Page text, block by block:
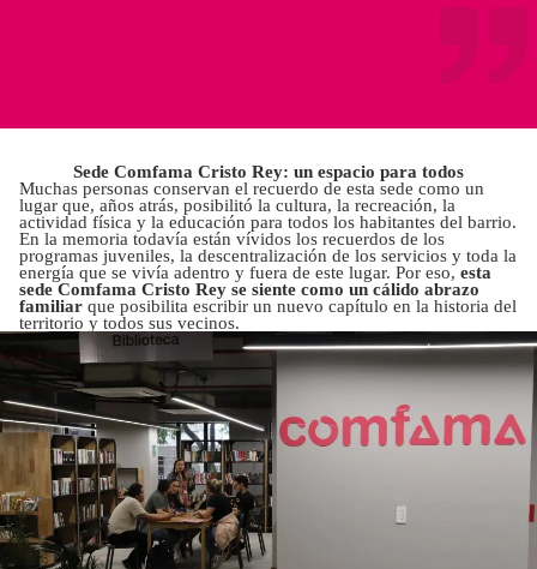
Sede Comfama Cristo Rey: un espacio para todos
Muchas personas conservan el recuerdo de esta sede como un
lugar que, años atrás, posibilitó la cultura, la recreación, la
actividad física y la educación para todos los habitantes del barrio.
En la memoria todavía están vívidos los recuerdos de los
programas juveniles, la descentralización de los servicios y toda la
energía que se vivía adentro y fuera de este lugar. Por eso, esta
sede Comfama Cristo Rey se siente como un cálido abrazo
familiar que posibilita escribir un nuevo capítulo en la historia del
territorio y todos sus vecinos.